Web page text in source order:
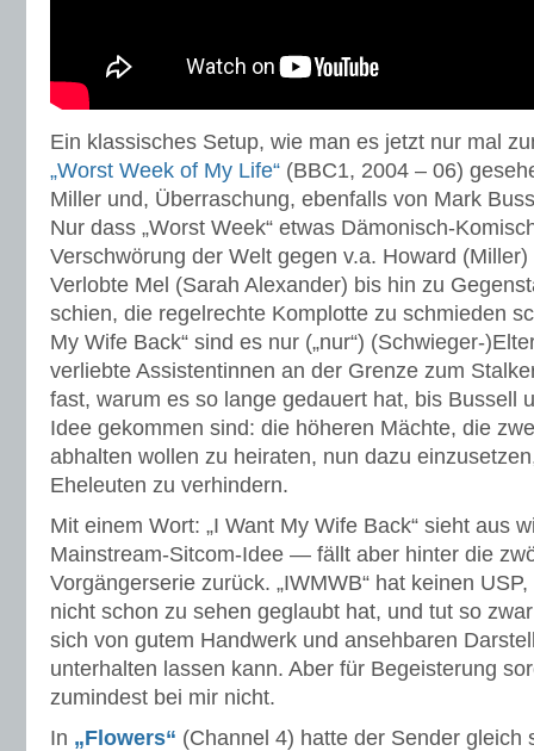
Ein klassisches Setup, wie man es jetzt nur mal
„Worst Week of My Life“ (BBC1, 2004 – 06)
Miller und, Überraschung, ebenfalls von Mark
Nur dass „Worst Week“ etwas Dämonisch-
Verschwörung der Welt gegen v.a. Howard
Verlobte Mel (Sarah Alexander) bis hin zu
schien, die regelrechte Komplotte zu schmieden
My Wife Back“ sind es nur („nur“) (Schwieger-
verliebte Assistentinnen an der Grenze zum
fast, warum es so lange gedauert hat, bis Bussell
Idee gekommen sind: die höheren Mächte, die
abhalten wollen zu heiraten, nun dazu
Eheleuten zu verhindern.
Mit einem Wort: „I Want My Wife Back“ sieht aus
Mainstream-Sitcom-Idee — fällt aber hinter die
Vorgängerserie zurück. „IWMWB“ hat keinen
nicht schon zu sehen geglaubt hat, und tut so
sich von gutem Handwerk und ansehbaren
unterhalten lassen kann. Aber für Begeisterung
zumindest bei mir nicht.
In „Flowers“ (Channel 4) hatte der Sender gleich